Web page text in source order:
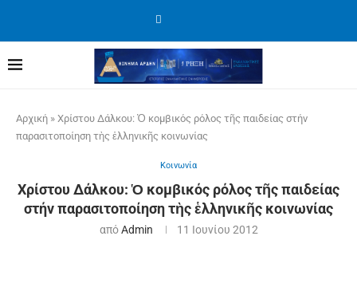
Αρχική » Χρίστου Δάλκου: Ὁ κομβικός ρόλος τῆς παιδείας στήν
παρασιτοποίηση τὴς ἑλληνικῆς κοινωνίας
Κοινωνία
Χρίστου Δάλκου: Ὁ κομβικός ρόλος τῆς παιδείας
στήν παρασιτοποίηση τὴς ἑλληνικῆς κοινωνίας
απόAdmin 11 Ιουνίου 2012